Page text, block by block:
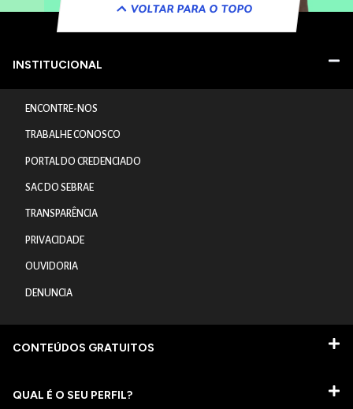
VOLTAR PARA O TOPO
INSTITUCIONAL
ENCONTRE-NOS
TRABALHE CONOSCO
PORTAL DO CREDENCIADO
SAC DO SEBRAE
TRANSPARÊNCIA
PRIVACIDADE
OUVIDORIA
DENUNCIA
CONTEÚDOS GRATUITOS
QUAL É O SEU PERFIL?